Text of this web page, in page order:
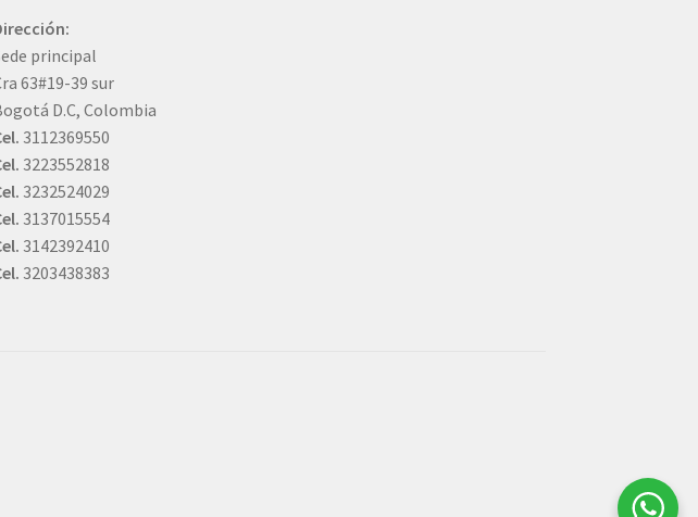
principal
63#19-39 sur
D.C, Colombia
3112369550
3223552818
3232524029
3137015554
3142392410
3203438383